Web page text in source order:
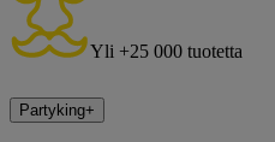
Yli +25 000 tuotetta
Partyking+